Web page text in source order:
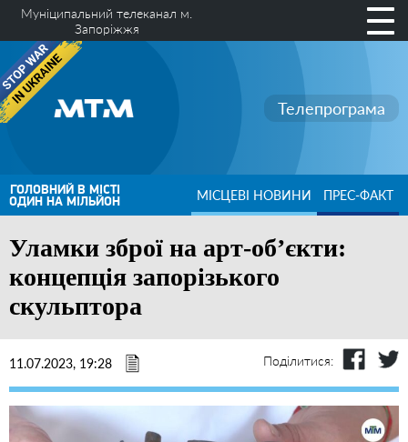
Муніципальний телеканал м.
Запоріжжя
Телепрограма
ГОЛОВНИЙ В МІСТІ
ОДИН НА МІЛЬЙОН МІСЦЕВІ НОВИНИ ПРЕС-ФАКТ
Уламки зброї на арт-об’єкти:
концепція запорізького
скульптора
11.07.2023, 19:28 Поділитися: